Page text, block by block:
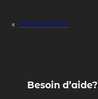
« Previous Post
Besoin d’aide?